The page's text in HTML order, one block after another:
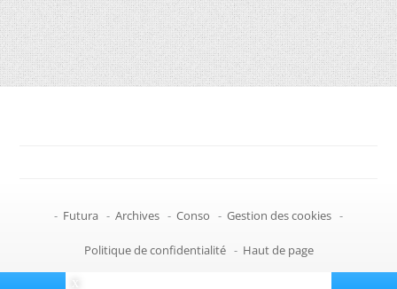
- Futura - Archives - Conso - Gestion des cookies -
Politique de confidentialité - Haut de page